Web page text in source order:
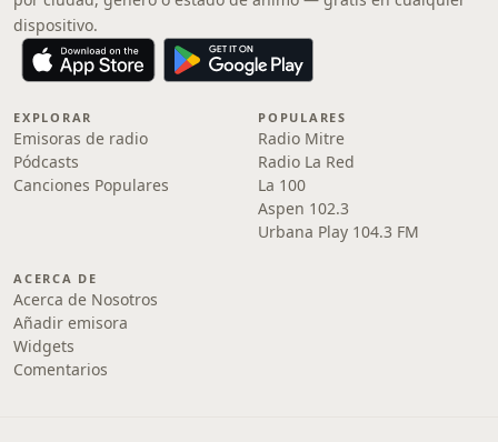
dispositivo.
EXPLORAR
Emisoras de radio
Pódcasts
Canciones Populares
POPULARES
Radio Mitre
Radio La Red
La 100
Aspen 102.3
Urbana Play 104.3 FM
ACERCA DE
Acerca de Nosotros
Añadir emisora
Widgets
Comentarios